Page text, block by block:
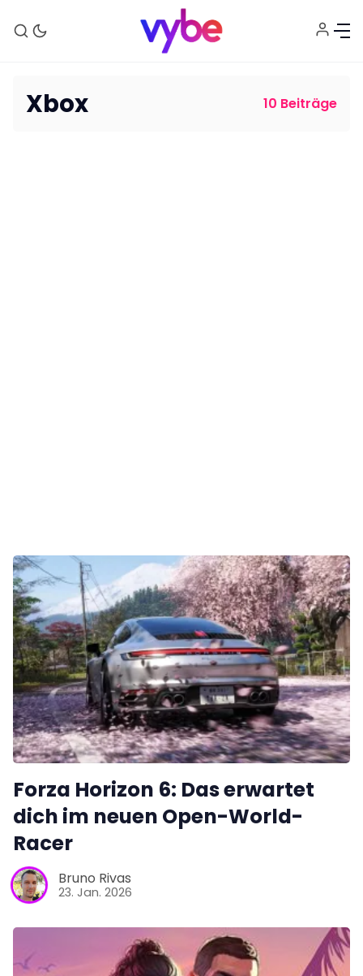
Team
Zusammenarbeit
Kontakt
Impressum
Xbox 10 Beiträge
Forza Horizon 6: Das erwartet
dich im neuen Open-World-
Racer
Bruno Rivas
23. Jan. 2026